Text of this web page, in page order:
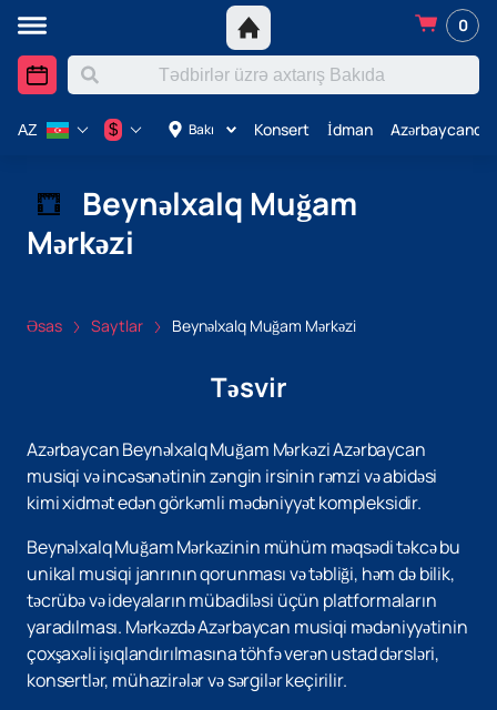
0
Bakı Konsert İdman Azərbaycanda
AZ $
Beynəlxalq Muğam
Mərkəzi
Əsas Saytlar Beynəlxalq Muğam Mərkəzi
Təsvir
Azərbaycan Beynəlxalq Muğam Mərkəzi Azərbaycan
musiqi və incəsənətinin zəngin irsinin rəmzi və abidəsi
kimi xidmət edən görkəmli mədəniyyət kompleksidir.
Beynəlxalq Muğam Mərkəzinin mühüm məqsədi təkcə bu
unikal musiqi janrının qorunması və təbliği, həm də bilik,
təcrübə və ideyaların mübadiləsi üçün platformaların
yaradılması. Mərkəzdə Azərbaycan musiqi mədəniyyətinin
çoxşaxəli işıqlandırılmasına töhfə verən ustad dərsləri,
konsertlər, mühazirələr və sərgilər keçirilir.